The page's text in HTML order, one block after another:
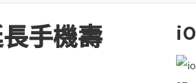
手機壽